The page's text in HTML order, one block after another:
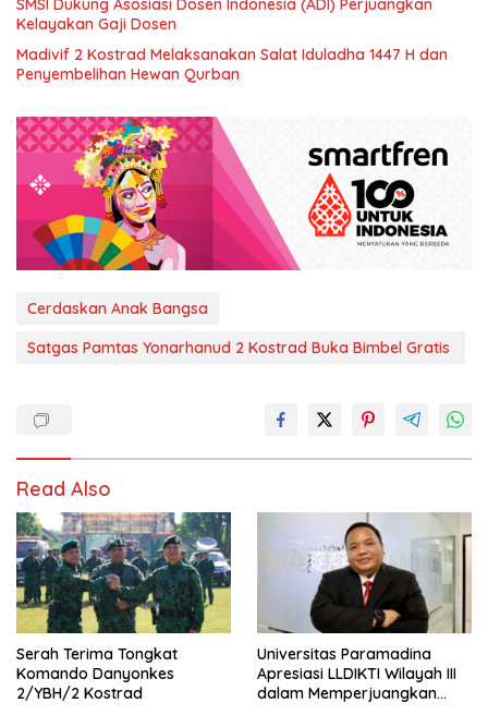
SMSI Dukung Asosiasi Dosen Indonesia (ADI) Perjuangkan
Kelayakan Gaji Dosen
Madivif 2 Kostrad Melaksanakan Salat Iduladha 1447 H dan
Penyembelihan Hewan Qurban
Cerdaskan Anak Bangsa
Satgas Pamtas Yonarhanud 2 Kostrad Buka Bimbel Gratis ‎
Read Also
Serah Terima Tongkat
Komando Danyonkes
2/YBH/2 Kostrad
Universitas Paramadina
Apresiasi LLDIKTI Wilayah III
dalam Memperjuangkan